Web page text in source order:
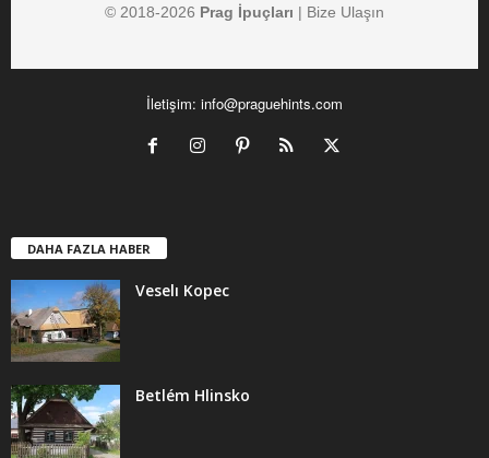
© 2018-2026 Prag İpuçları | Bize Ulaşın
İletişim: info@praguehints.com
DAHA FAZLA HABER
Veselı Kopec
Betlém Hlinsko